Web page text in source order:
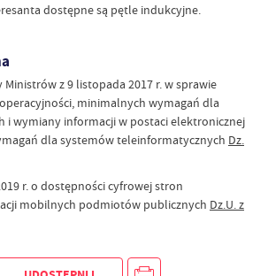
dostępne są pętle indukcyjne.
Ministrów z 9 listopada 2017 r. w sprawie
minimalnych wymagań dla
i wymiany informacji w postaci elektronicznej
dla systemów teleinformatycznych Dz.
r. o dostępności cyfrowej stron
mobilnych podmiotów publicznych Dz.U. z